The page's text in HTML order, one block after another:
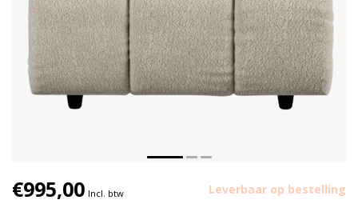
€995,00 Incl. btw Leverbaar op bestelling